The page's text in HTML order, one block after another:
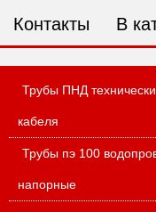
Ваш E-mail
Сообщение
Контакты В
Трубы ПНД
кабеля
Трубы пэ 100
напорные